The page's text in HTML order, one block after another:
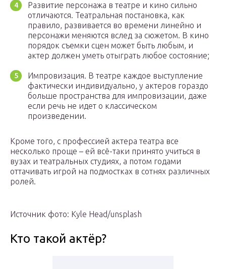
Развитие персонажа в театре и кино сильно
отличаются. Театральная постановка, как
правило, развивается во времени линейно и
персонажи меняются вслед за сюжетом. В кино
порядок съемки сцен может быть любым, и
актер должен уметь отыграть любое состояние;
Импровизация. В театре каждое выступление
фактически индивидуально, у актеров гораздо
больше пространства для импровизации, даже
если речь не идет о классическом
произведении.
Кроме того, с профессией актера театра все
несколько проще – ей всё-таки принято учиться в
вузах и театральных студиях, а потом годами
оттачивать игрой на подмостках в сотнях различных
ролей.
Источник фото: Kyle Head/unsplash
Кто такой актёр?